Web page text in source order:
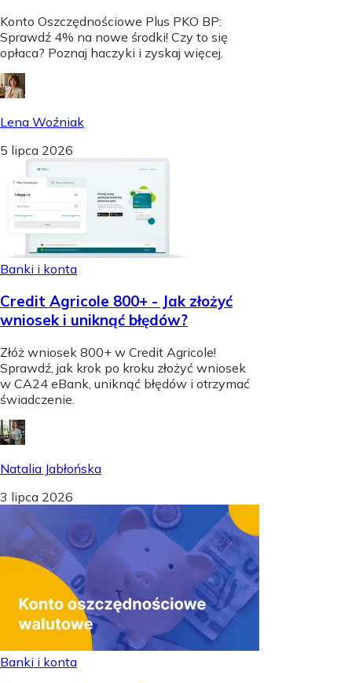
Konto Oszczędnościowe Plus PKO BP:
Sprawdź 4% na nowe środki! Czy to się
opłaca? Poznaj haczyki i zyskaj więcej.
Lena Woźniak
5 lipca 2026
Banki i konta
Credit Agricole 800+ - Jak złożyć
wniosek i uniknąć błędów?
Złóż wniosek 800+ w Credit Agricole!
Sprawdź, jak krok po kroku złożyć wniosek
w CA24 eBank, uniknąć błędów i otrzymać
świadczenie.
Natalia Jabłońska
3 lipca 2026
Banki i konta